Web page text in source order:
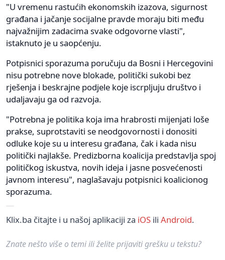
"U vremenu rastućih ekonomskih izazova, sigurnost
građana i jačanje socijalne pravde moraju biti među
najvažnijim zadacima svake odgovorne vlasti",
istaknuto je u saopćenju.
Potpisnici sporazuma poručuju da Bosni i Hercegovini
nisu potrebne nove blokade, politički sukobi bez
rješenja i beskrajne podjele koje iscrpljuju društvo i
udaljavaju ga od razvoja.
"Potrebna je politika koja ima hrabrosti mijenjati loše
prakse, suprotstaviti se neodgovornosti i donositi
odluke koje su u interesu građana, čak i kada nisu
politički najlakše. Predizborna koalicija predstavlja spoj
političkog iskustva, novih ideja i jasne posvećenosti
javnom interesu", naglašavaju potpisnici koalicionog
sporazuma.
Klix.ba čitajte i u našoj aplikaciji za iOS ili Android.
Znate nešto više o temi ili želite prijaviti grešku u tekstu?